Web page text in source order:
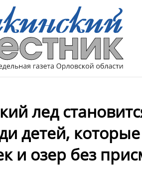
лед
детей,
и озер без